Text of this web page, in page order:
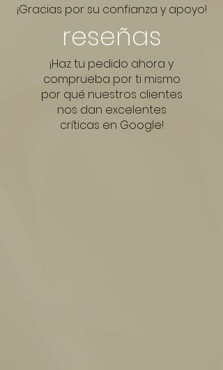
¡Gracias por su confianza y apoyo!
reseñas
¡Haz tu pedido ahora y
comprueba por ti mismo
por qué nuestros clientes
nos dan excelentes
críticas en Google!